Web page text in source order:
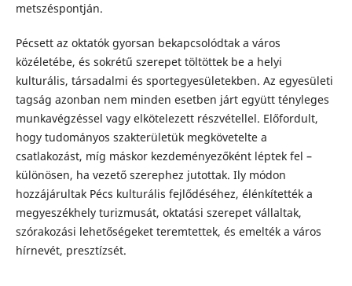
metszéspontján.
Pécsett az oktatók gyorsan bekapcsolódtak a város
közéletébe, és sokrétű szerepet töltöttek be a helyi
kulturális, társadalmi és sportegyesületekben. Az egyesületi
tagság azonban nem minden esetben járt együtt tényleges
munkavégzéssel vagy elkötelezett részvétellel. Előfordult,
hogy tudományos szakterületük megkövetelte a
csatlakozást, míg máskor kezdeményezőként léptek fel –
különösen, ha vezető szerephez jutottak. Ily módon
hozzájárultak Pécs kulturális fejlődéséhez, élénkítették a
megyeszékhely turizmusát, oktatási szerepet vállaltak,
szórakozási lehetőségeket teremtettek, és emelték a város
hírnevét, presztízsét.